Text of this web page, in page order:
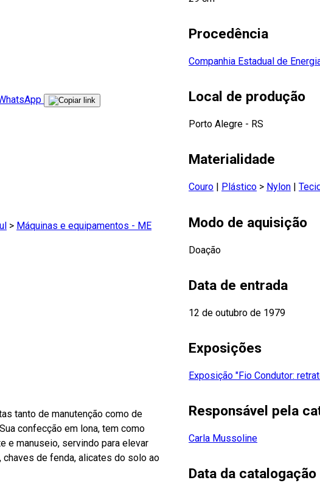
> Máquinas e equipamentos - ME
tanto de manutenção como de
confecção em lona, tem como
e manuseio, servindo para elevar
de fenda, alicates do solo ao
Procedência
Companhia Estadual de
Local de produção
Porto Alegre - RS
Materialidade
Couro Plástico > Nylon
Modo de aquisição
Doação
Data de entrada
12 de outubro de 1979
Exposições
Exposição "Fio Condutor:
Responsável pela
Carla Mussoline
Data da catalogação